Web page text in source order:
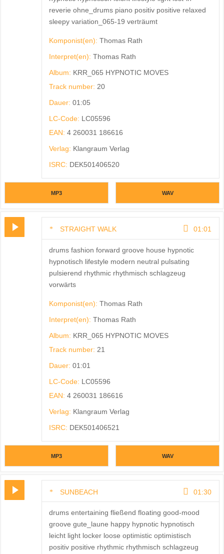
reverie ohne_drums piano positiv positive relaxed
sleepy variation_065-19 verträumt
Komponist(en): Thomas Rath
Interpret(en): Thomas Rath
Album: KRR_065 HYPNOTIC MOVES
Track number: 20
Dauer: 01:05
LC-Code: LC05596
EAN: 4 260031 186616
Verlag: Klangraum Verlag
ISRC: DEK501406520
MP3 WAV
STRAIGHT WALK 01:01
drums fashion forward groove house hypnotic
hypnotisch lifestyle modern neutral pulsating
pulsierend rhythmic rhythmisch schlagzeug
vorwärts
Komponist(en): Thomas Rath
Interpret(en): Thomas Rath
Album: KRR_065 HYPNOTIC MOVES
Track number: 21
Dauer: 01:01
LC-Code: LC05596
EAN: 4 260031 186616
Verlag: Klangraum Verlag
ISRC: DEK501406521
MP3 WAV
SUNBEACH 01:30
drums entertaining fließend floating good-mood
groove gute_laune happy hypnotic hypnotisch
leicht light locker loose optimistic optimistisch
positiv positive rhythmic rhythmisch schlagzeug